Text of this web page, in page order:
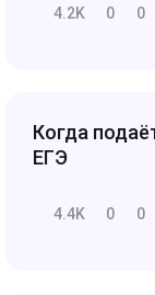
4.2K 0 0
Когда
ЕГЭ
4.4K 0 0